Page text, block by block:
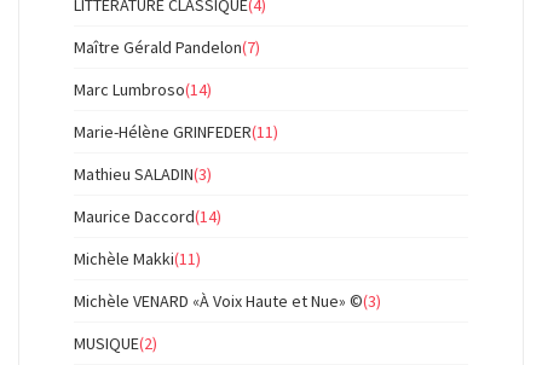
LITTERATURE CLASSIQUE(4)
Maître Gérald Pandelon(7)
Marc Lumbroso(14)
Marie-Hélène GRINFEDER(11)
Mathieu SALADIN(3)
Maurice Daccord(14)
Michèle Makki(11)
Michèle VENARD «À Voix Haute et Nue» ©(3)
MUSIQUE(2)